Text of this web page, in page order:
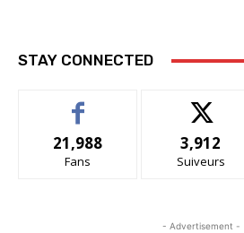
STAY CONNECTED
21,988
Fans
3,912
Suiveurs
- Advertisement -